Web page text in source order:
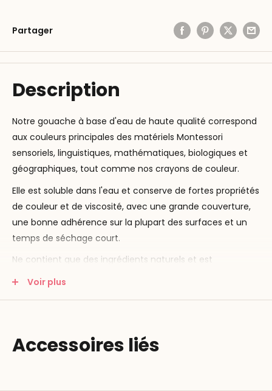
Partager
Description
Notre gouache à base d'eau de haute qualité correspond
aux couleurs principales des matériels Montessori
sensoriels, linguistiques, mathématiques, biologiques et
géographiques, tout comme nos crayons de couleur.
Elle est soluble dans l'eau et conserve de fortes propriétés
de couleur et de viscosité, avec une grande couverture,
une bonne adhérence sur la plupart des surfaces et un
temps de séchage court.
Ne contient que des ingrédients naturels et est
respectueux de l'environnement.
Contenance : 500 ml.
Voir plus
Accessoires liés